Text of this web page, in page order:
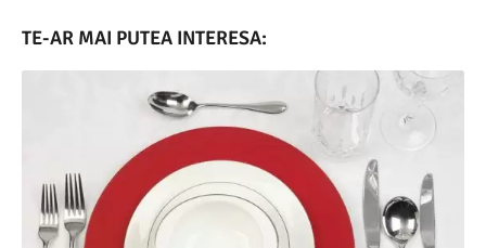
TE-AR MAI PUTEA INTERESA: